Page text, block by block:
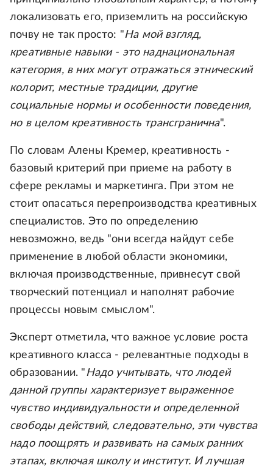
локализовать его, приземлить на российскую
почву не так просто: "На мой взгляд,
креативные навыки - это наднациональная
категория, в них могут отражаться этнический
колорит, местные традиции, другие
социальные нормы и особенности поведения,
но в целом креативность трансгранична".
По словам Алены Кремер, креативность -
базовый критерий при приеме на работу в
сфере рекламы и маркетинга. При этом не
стоит опасаться перепроизводства креативных
специалистов. Это по определению
невозможно, ведь "они всегда найдут себе
применение в любой области экономики,
включая производственные, привнесут свой
творческий потенциал и наполнят рабочие
процессы новым смыслом".
Эксперт отметила, что важное условие роста
креативного класса - релевантные подходы в
образовании. "Надо учитывать, что людей
данной группы характеризует выраженное
чувство индивидуальности и определенной
свободы действий, следовательно, эти чувства
надо поощрять и развивать на самых ранних
этапах, включая школу и институт. И лучшая